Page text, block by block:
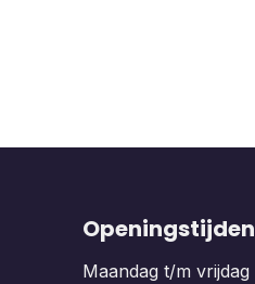
Openingstijden
Maandag t/m vrijdag